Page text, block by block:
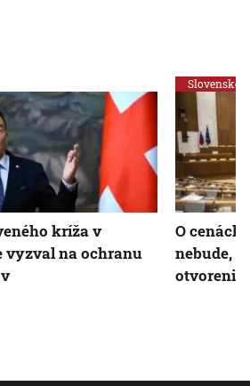
kríža v
vyzval na ochranu
Slovensko
O
nebude,
otvorenie